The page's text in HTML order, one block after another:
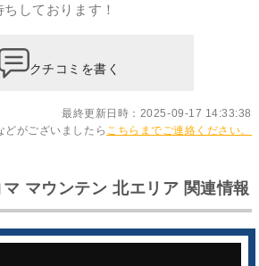
ちしております！
クチコミを書く
最終更新日時：2025-09-17 14:33:38
がございましたら こちらまでご連絡ください。
マウンテン 北エリア 関連情報